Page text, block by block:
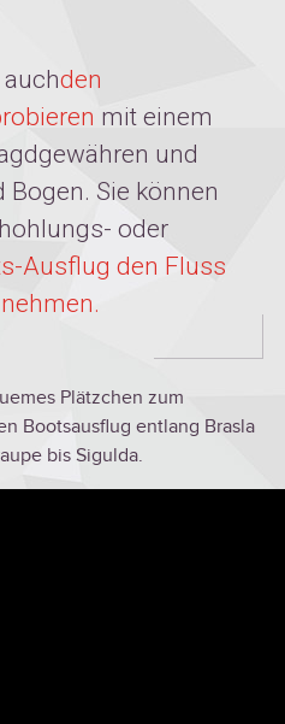
den
mit einem
und
Sie können
oder
Ausflug den Fluss
Plätzchen zum
Bootsausflug entlang Brasla
bis Sigulda.